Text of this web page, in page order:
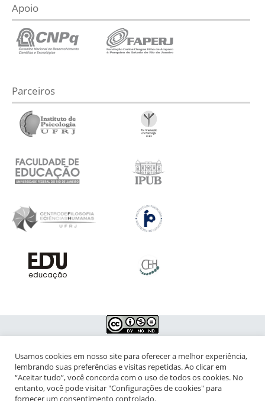
Apoio
Parceiros
NIPIAC – Núcleo Interdisciplinar de Pesquisa para a Infância e
Adolescência Contemporâneas
Universidade Federal do Rio de Janeiro - Campus da Praia Vermelha
Usamos cookies em nosso site para oferecer a melhor experiência,
lembrando suas preferências e visitas repetidas. Ao clicar em
“Aceitar tudo”, você concorda com o uso de todos os cookies. No
entanto, você pode visitar "Configurações de cookies" para
fornecer um consentimento controlado.